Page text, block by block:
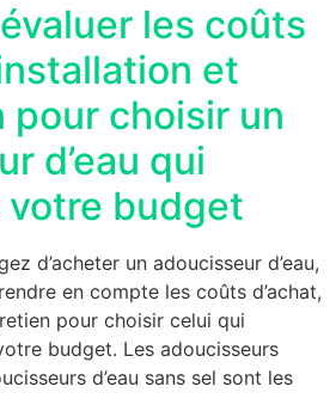
les coûts
et
pour choisir un
d’eau qui
votre budget
d’acheter un adoucisseur d’eau,
en compte les coûts d’achat,
pour choisir celui qui
budget. Les adoucisseurs
d’eau sans sel sont les